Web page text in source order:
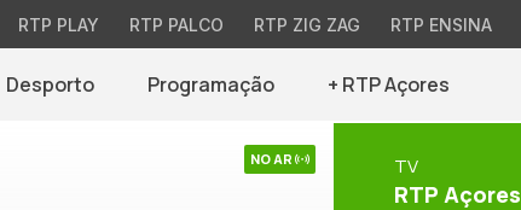
RTP PLAY RTP PALCO RTP ZIG ZAG RTP ENSINA
Desporto Programação + RTP Açores
NO AR TV
RTP Açores